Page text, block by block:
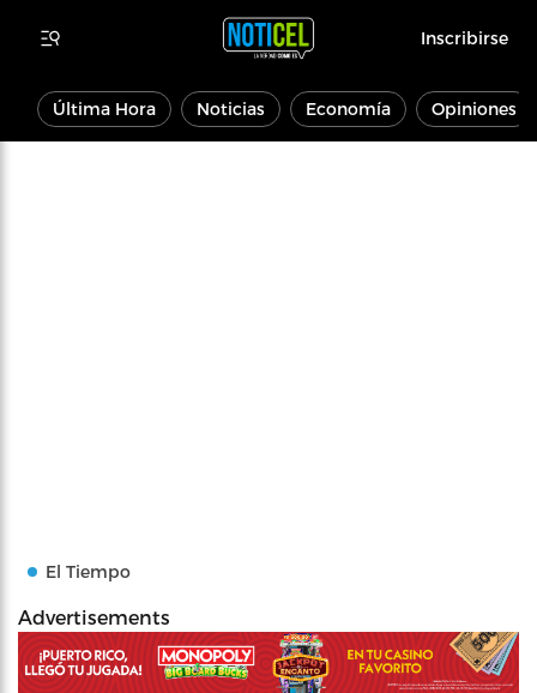
Inscribirse
Última Hora Noticias Economía Opiniones
El Tiempo
Advertisements